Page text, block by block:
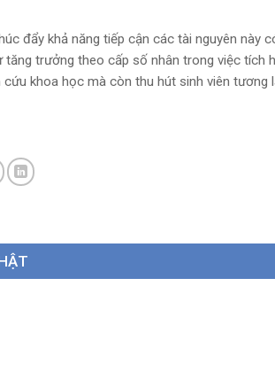
đẩy khả năng tiếp cận các tài nguyên này
trưởng theo cấp số nhân trong việc tích
khoa học mà còn thu hút sinh viên tương